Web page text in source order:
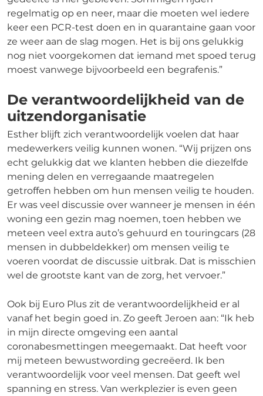
regelmatig op en neer, maar die moeten wel iedere
keer een PCR-test doen en in quarantaine gaan voor
ze weer aan de slag mogen. Het is bij ons gelukkig
nog niet voorgekomen dat iemand met spoed terug
moest vanwege bijvoorbeeld een begrafenis.”
De verantwoordelijkheid van de
uitzendorganisatie
Esther blijft zich verantwoordelijk voelen dat haar
medewerkers veilig kunnen wonen. “Wij prijzen ons
echt gelukkig dat we klanten hebben die diezelfde
mening delen en verregaande maatregelen
getroffen hebben om hun mensen veilig te houden.
Er was veel discussie over wanneer je mensen in één
woning een gezin mag noemen, toen hebben we
meteen veel extra auto’s gehuurd en touringcars (28
mensen in dubbeldekker) om mensen veilig te
voeren voordat de discussie uitbrak. Dat is misschien
wel de grootste kant van de zorg, het vervoer.”
Ook bij Euro Plus zit de verantwoordelijkheid er al
vanaf het begin goed in. Zo geeft Jeroen aan: “Ik heb
in mijn directe omgeving een aantal
coronabesmettingen meegemaakt. Dat heeft voor
mij meteen bewustwording gecreëerd. Ik ben
verantwoordelijk voor veel mensen. Dat geeft wel
spanning en stress. Van werkplezier is even geen